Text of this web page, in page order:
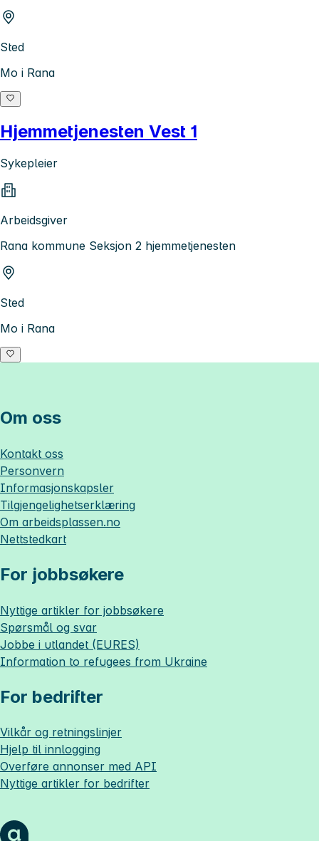
Sted
Mo i Rana
Hjemmetjenesten Vest 1
Sykepleier
Arbeidsgiver
Rana kommune Seksjon 2 hjemmetjenesten
Sted
Mo i Rana
Om oss
Kontakt oss
Personvern
Informasjonskapsler
Tilgjengelighetserklæring
Om arbeidsplassen.no
Nettstedkart
For jobbsøkere
Nyttige artikler for jobbsøkere
Spørsmål og svar
Jobbe i utlandet (EURES)
Information to refugees from Ukraine
For bedrifter
Vilkår og retningslinjer
Hjelp til innlogging
Overføre annonser med API
Nyttige artikler for bedrifter